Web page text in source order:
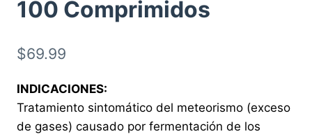
100 Comprimidos
$69.99
INDICACIONES:
Tratamiento sintomático del meteorismo (exceso
de gases) causado por fermentación de los